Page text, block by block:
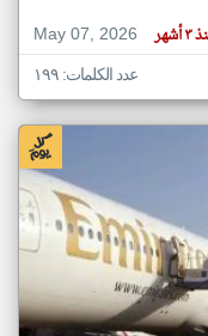
May 07, 2026
أشهر
عدد الكلمات: ١٩٩